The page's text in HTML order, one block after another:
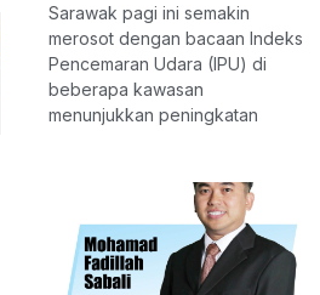
Sarawak pagi ini semakin
merosot dengan bacaan Indeks
Pencemaran Udara (IPU) di
beberapa kawasan
menunjukkan peningkatan